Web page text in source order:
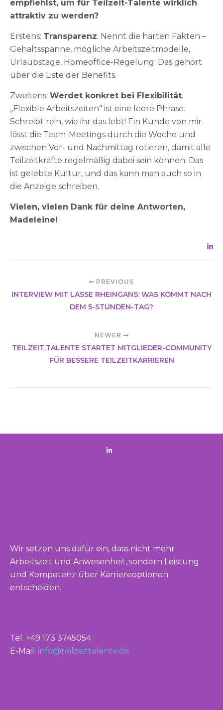
empfiehlst, um für Teilzeit-Talente wirklich
attraktiv zu werden?
Erstens: Transparenz. Nennt die harten Fakten –
Gehaltsspanne, mögliche Arbeitszeitmodelle,
Urlaubstage, Homeoffice-Regelung. Das gehört
über die Liste der Benefits.
Zweitens: Werdet konkret bei Flexibilität.
„Flexible Arbeitszeiten“ ist eine leere Phrase.
Schreibt rein, wie ihr das lebt! Ein Kunde von mir
lässt die Team-Meetings durch die Woche und
zwischen Vor- und Nachmittag rotieren, damit alle
Teilzeitkräfte regelmäßig dabei sein können. Das
ist gelebte Kultur, und das kann man auch so in
die Anzeige schreiben.
Vielen, vielen Dank für deine Antworten,
Madeleine!
PREVIOUS
INTERVIEW MIT LASSE RHEINGANS: WAS KOMMT NACH
DEM 5-STUNDEN-TAG?
NEWER
TEILZEIT.TALENTE STARTET MITGLIEDER-COMMUNITY
FÜR BESSERE TEILZEITKARRIEREN
Wir setzen uns dafür ein, dass nicht mehr
Arbeitszeit und Anwesenheit, sondern Leistung
und Kompetenz über Karriereoptionen
entscheiden.
Tel. +49 173 3745054
E-Mail: info@teilzeittalente.de